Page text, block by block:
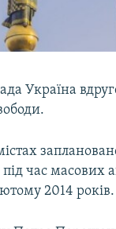
Україна
час масових
2014 років.